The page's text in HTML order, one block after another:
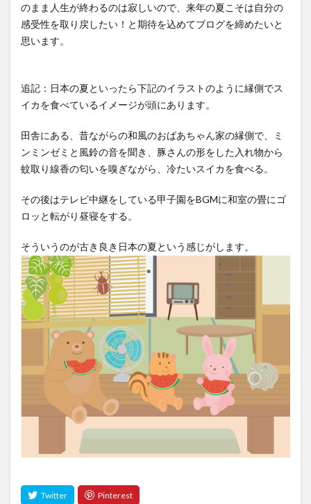
のまま人生が終わるのは寂しいので、来年の夏こそは自分の
感受性を取り戻したい！と期待を込めてブログを締めたいと
思います。
追記：日本の夏といったら下記のイラストのように縁側でス
イカを食べているイメージが頭にあります。
田舎にある、昔ながらの和風のおばあちゃん家の縁側で、ミ
ンミンゼミと風鈴の音を聞き、豚さんの形をした入れ物から
蚊取り線香の匂いを嗅ぎながら、冷たいスイカを食べる。
その後はテレビ中継をしている甲子園をBGMに和室の畳にゴ
ロッと転がり昼寝をする。
そういうのが古き良き日本の夏という感じがします。